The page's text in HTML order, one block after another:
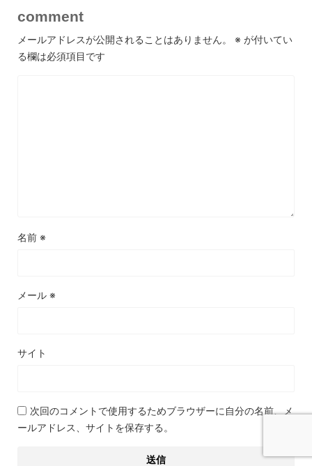
comment
メールアドレスが公開されることはありません。 ※ が付いてい
る欄は必須項目です
名前 ※
メール ※
サイト
次回のコメントで使用するためブラウザーに自分の名前、メ
ールアドレス、サイトを保存する。